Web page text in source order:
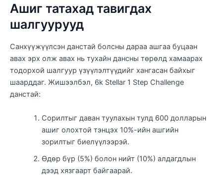
Ашиг татахад тавигдах
шалгуурууд
Санхүүжүүлсэн данстай болсны дараа ашгаа буцаан
авах эрх олж авах нь тухайн дансны төрөлд хамаарах
тодорхой шалгуур үзүүлэлтүүдийг хангасан байхыг
шаарддаг. Жишээлбэл, 6k Stellar 1 Step Challenge
данстай:
Сорилтыг даван туулахын тулд 600 долларын
ашиг олохтой тэнцэх 10%-ийн ашгийн
зорилтыг биелүүлээрэй.
Өдөр бүр (5%) болон нийт (10%) алдагдлын
дээд хязгаарт байгаарай.